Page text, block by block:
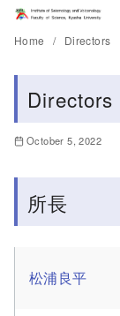
Home Directors
Directors
October 5, 2022
所長
松浦良平